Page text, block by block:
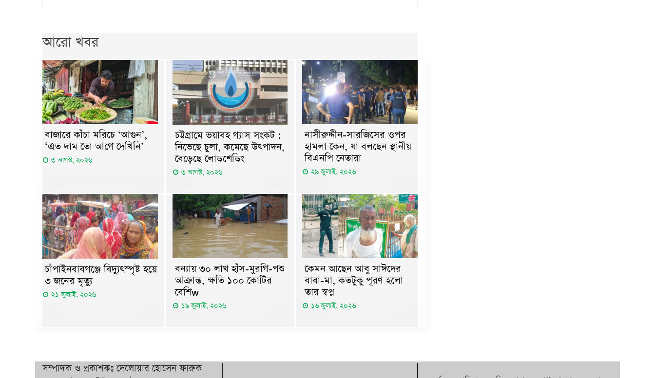
আরো খবর
বাজারে কাঁচা মরিচে ‘আগুন’,
‘এত দাম তো আগে দেখিনি’
৩ আগস্ট, ২০২৬
চট্টগ্রামে ভয়াবহ গ্যাস সংকট :
নিভেছে চুলা, কমেছে উৎপাদন,
বেড়েছে লোডশেডিং
৩ আগস্ট, ২০২৬
নাসীরুদ্দীন-সারজিসের ওপর
হামলা কেন, যা বলছেন স্থানীয়
বিএনপি নেতারা
২৯ জুলাই, ২০২৬
চাঁপাইনবাবগঞ্জে বিদ্যুৎস্পৃষ্ট হয়ে
৩ জনের মৃত্যু
২১ জুলাই, ২০২৬
বন্যায় ৩০ লাখ হাঁস-মুরগি-পশু
আক্রান্ত, ক্ষতি ১০০ কোটির
বেশিw
১৯ জুলাই, ২০২৬
কেমন আছেন আবু সাঈদের
বাবা-মা, কতটুকু পূরণ হলো
তার স্বপ্ন
১৬ জুলাই, ২০২৬
সম্পাদক ও প্রকাশকঃ দেলোয়ার হোসেন ফারুক